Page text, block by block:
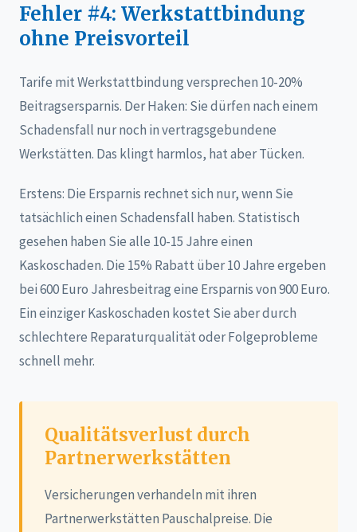
Fehler #4: Werkstattbindung
ohne Preisvorteil
Tarife mit Werkstattbindung versprechen 10-20%
Beitragsersparnis. Der Haken: Sie dürfen nach einem
Schadensfall nur noch in vertragsgebundene
Werkstätten. Das klingt harmlos, hat aber Tücken.
Erstens: Die Ersparnis rechnet sich nur, wenn Sie
tatsächlich einen Schadensfall haben. Statistisch
gesehen haben Sie alle 10-15 Jahre einen
Kaskoschaden. Die 15% Rabatt über 10 Jahre ergeben
bei 600 Euro Jahresbeitrag eine Ersparnis von 900 Euro.
Ein einziger Kaskoschaden kostet Sie aber durch
schlechtere Reparaturqualität oder Folgeprobleme
schnell mehr.
Qualitätsverlust durch
Partnerwerkstätten
Versicherungen verhandeln mit ihren
Partnerwerkstätten Pauschalpreise. Die